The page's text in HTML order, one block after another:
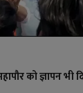
को ज्ञापन भी